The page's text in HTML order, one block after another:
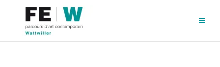
contenu